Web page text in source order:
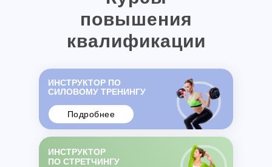
повышения
квалификации
ИНСТРУКТОР ПО
СИЛОВОМУ ТРЕНИНГУ
Подробнее
ИНСТРУКТОР
ПО СТРЕТЧИНГУ